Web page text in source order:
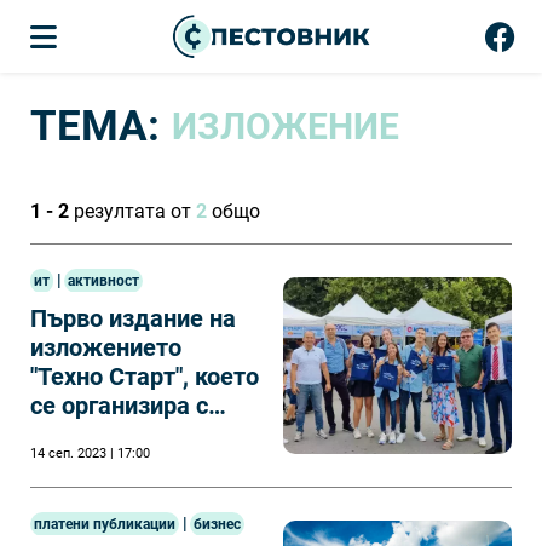
ТЕМА: ИЗЛОЖЕНИЕ
1 - 2 резултата от 2 общо
ит | активност
Първо издание на
изложението
"Техно Старт", което
се организира с
Клъстер - Варна
14 сеп. 2023 | 17:00
платени публикации | бизнес